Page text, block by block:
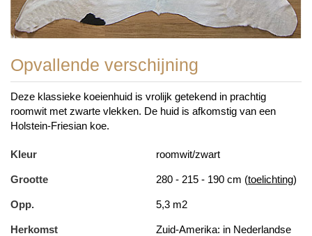
Opvallende verschijning
Deze klassieke koeienhuid is vrolijk getekend in prachtig
roomwit met zwarte vlekken. De huid is afkomstig van een
Holstein-Friesian koe.
Kleur roomwit/zwart
Grootte 280 - 215 - 190 cm (toelichting)
Opp. 5,3 m2
Herkomst
Zuid-Amerika: in Nederlandse